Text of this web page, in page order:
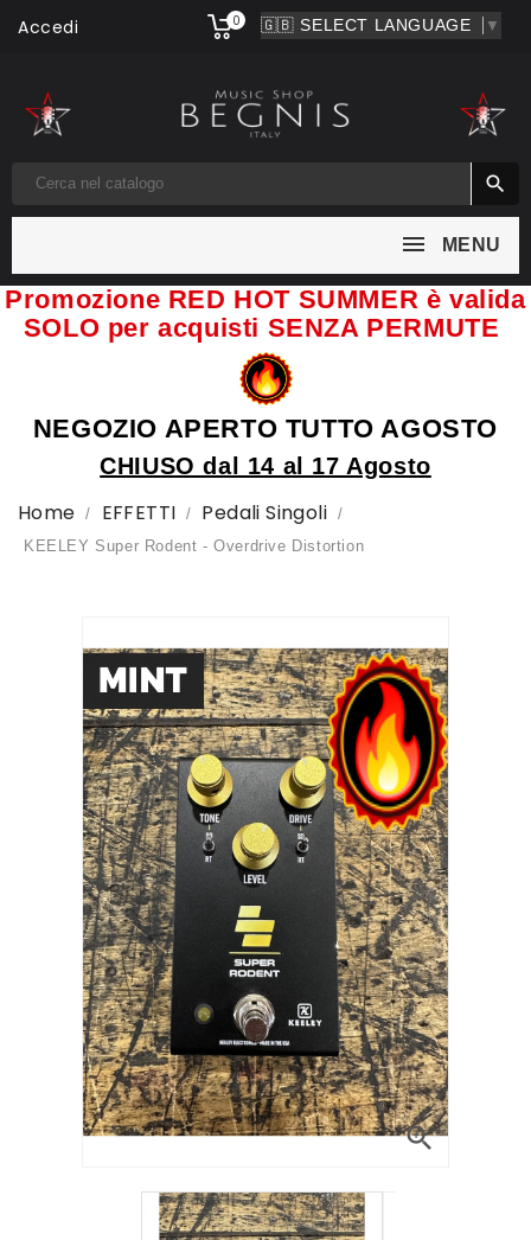
▼
Accedi 0

MENU
Promozione RED HOT SUMMER è valida
SOLO per acquisti SENZA PERMUTE
NEGOZIO APERTO TUTTO AGOSTO
CHIUSO dal 14 al 17 Agosto
Home EFFETTI Pedali Singoli
KEELEY Super Rodent - Overdrive Distortion
